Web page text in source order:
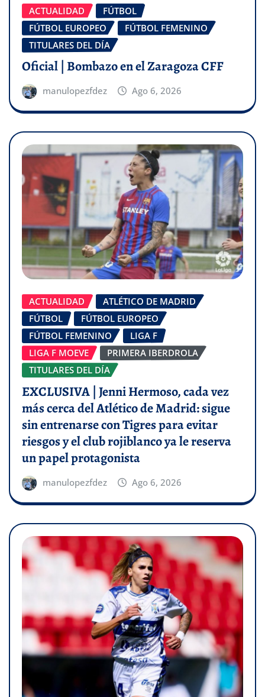
ACTUALIDAD
FÚTBOL
FÚTBOL EUROPEO
FÚTBOL FEMENINO
TITULARES DEL DÍA
Oficial | Bombazo en el Zaragoza CFF
manulopezfdez Ago 6, 2026
ACTUALIDAD
ATLÉTICO DE MADRID
FÚTBOL
FÚTBOL EUROPEO
FÚTBOL FEMENINO
LIGA F
LIGA F MOEVE
PRIMERA IBERDROLA
TITULARES DEL DÍA
EXCLUSIVA | Jenni Hermoso, cada vez
más cerca del Atlético de Madrid: sigue
sin entrenarse con Tigres para evitar
riesgos y el club rojiblanco ya le reserva
un papel protagonista
manulopezfdez Ago 6, 2026